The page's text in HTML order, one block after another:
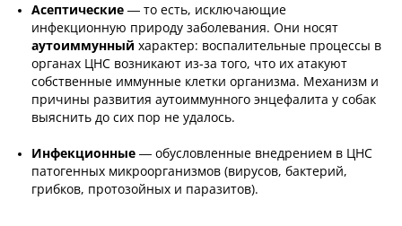
Асептические — то есть, исключающие
инфекционную природу заболевания. Они носят
аутоиммунный характер: воспалительные процессы в
органах ЦНС возникают из-за того, что их атакуют
собственные иммунные клетки организма. Механизм и
причины развития аутоиммунного энцефалита у собак
выяснить до сих пор не удалось.
Инфекционные — обусловленные внедрением в ЦНС
патогенных микроорганизмов (вирусов, бактерий,
грибков, протозойных и паразитов).